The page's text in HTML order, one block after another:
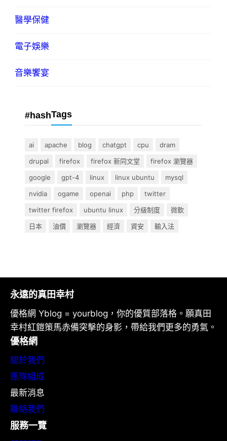
醫學保健
電子娛樂
音樂饗宴
#hashTags
ai apache blog chatgpt cpu
dram
drupal
firefox firefox 新同文堂
firefox 瀏覽器
google
gpt-4 linux linux ubuntu
mysql
nvidia
ogame openai php
twitter
twitter firefox
ubuntu linux 分級制度
微軟
日本
油價 瀏覽器 經濟 資安 輸入法
永遠的真田幸村
優格網 Yblog = yourblog，你的優質部落格。願真田
幸村紅鎧策馬赤備突擊的身影，帶給我們更多的勇氣。
優格網
關於我們
團隊組成
最新消息
聯絡我們
服務一覽